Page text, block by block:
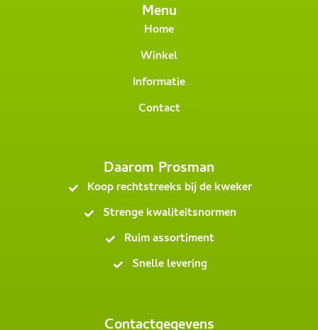
Menu
Home
Winkel
Informatie
Contact
Daarom Prosman
Koop rechtstreeks bij de kweker
Strenge kwaliteitsnormen
Ruim assortiment
Snelle levering